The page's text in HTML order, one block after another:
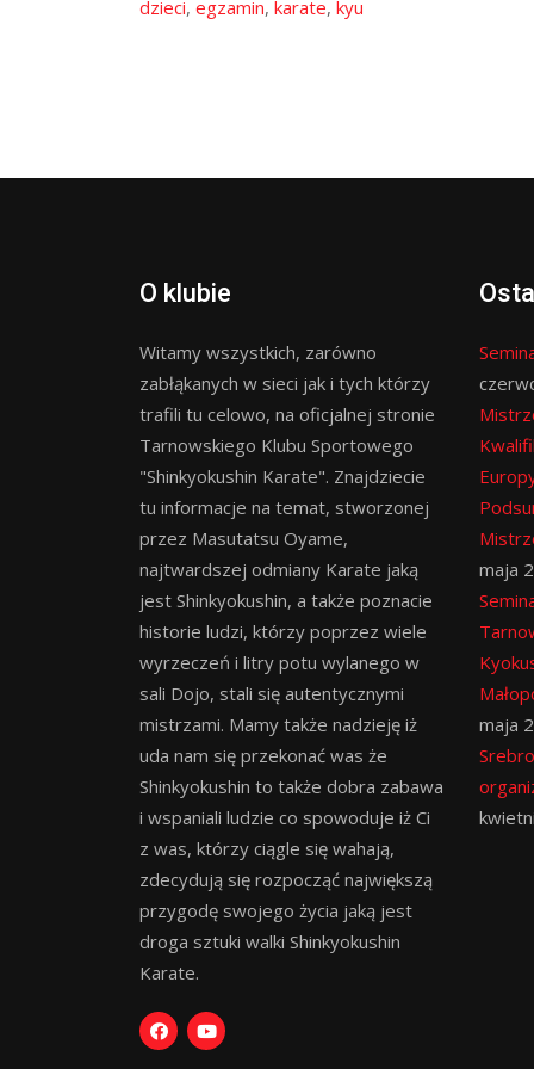
dzieci, egzamin, karate, kyu
O klubie
Witamy wszystkich, zarówno
zabłąkanych w sieci jak i tych którzy
trafili tu celowo, na oficjalnej stronie
Tarnowskiego Klubu Sportowego
"Shinkyokushin Karate". Znajdziecie
tu informacje na temat, stworzonej
przez Masutatsu Oyame,
najtwardszej odmiany Karate jaką
jest Shinkyokushin, a także poznacie
historie ludzi, którzy poprzez wiele
wyrzeczeń i litry potu wylanego w
sali Dojo, stali się autentycznymi
mistrzami. Mamy także nadzieję iż
uda nam się przekonać was że
Shinkyokushin to także dobra zabawa
i wspaniali ludzie co spowoduje iż Ci
z was, którzy ciągle się wahają,
zdecydują się rozpocząć największą
przygodę swojego życia jaką jest
droga sztuki walki Shinkyokushin
Karate.
maja
maja